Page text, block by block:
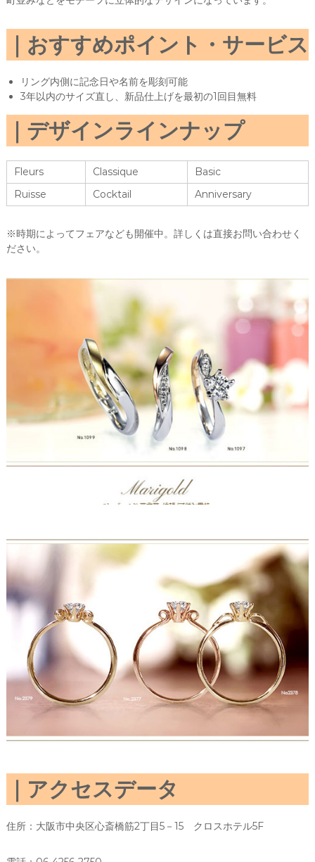
おすすめポイント・サービス
リング内側に記念日や名前を彫刻可能
3年以内のサイズ直し、新品仕上げを最初の1回目無料
デザインラインナップ
Fleurs Classique
Basic
Ruisse
Cocktail Anniversary
※時期によってフェアなども開催中。詳しくは直接お問い合わせく
ださい。
アクセスデータ
住所：大阪市中央区心斎橋筋2丁目5－15 クロスホテル5F